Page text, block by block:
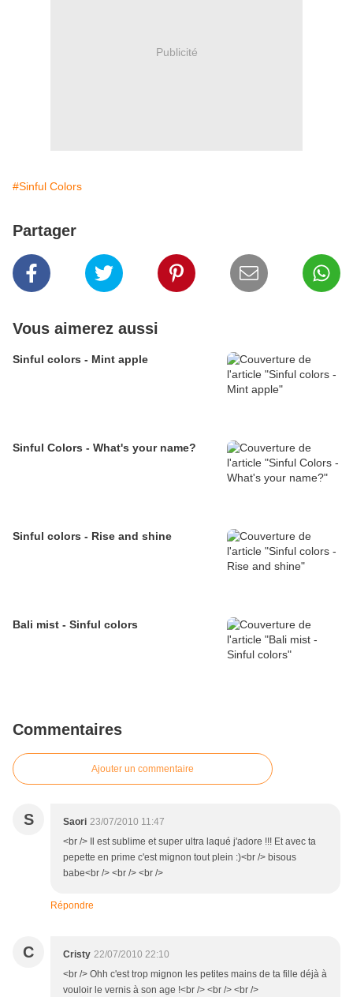
Publicité
#Sinful Colors
Partager
Vous aimerez aussi
Sinful colors - Mint apple
Sinful Colors - What's your name?
Sinful colors - Rise and shine
Bali mist - Sinful colors
Commentaires
Ajouter un commentaire
S Saori 23/07/2010 11:47
<br /> Il est sublime et super ultra laqué j'adore !!! Et avec ta
pepette en prime c'est mignon tout plein :)<br /> bisous
babe<br /> <br /> <br />
Répondre
C Cristy 22/07/2010 22:10
<br /> Ohh c'est trop mignon les petites mains de ta fille déjà à
vouloir le vernis à son age !<br /> <br /> <br />